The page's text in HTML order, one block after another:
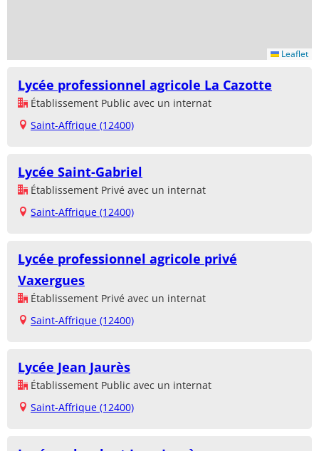
Leaflet
Lycée professionnel agricole La Cazotte
Établissement Public avec un internat
Saint-Affrique (12400)
Lycée Saint-Gabriel
Établissement Privé avec un internat
Saint-Affrique (12400)
Lycée professionnel agricole privé
Vaxergues
Établissement Privé avec un internat
Saint-Affrique (12400)
Lycée Jean Jaurès
Établissement Public avec un internat
Saint-Affrique (12400)